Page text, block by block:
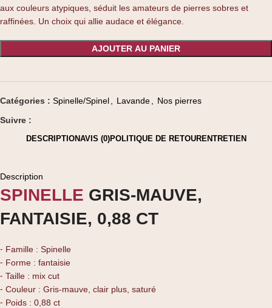
aux couleurs atypiques, séduit les amateurs de pierres sobres et
raffinées. Un choix qui allie audace et élégance.
AJOUTER AU PANIER
Catégories : Spinelle/Spinel Lavande
Nos pierres
Suivre :
DESCRIPTIONAVIS (0)POLITIQUE DE RETOURENTRETIEN
Description
SPINELLE GRIS-MAUVE,
FANTAISIE, 0,88 CT
⁃ Famille : Spinelle
⁃ Forme : fantaisie
⁃ Taille : mix cut
⁃ Couleur : Gris-mauve, clair plus, saturé
⁃ Poids : 0,88 ct